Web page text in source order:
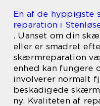
En af de hyppigste
reparation i
. Uanset om din
eller er smadret
skærmreparation
enhed kan fungere
involverer normalt
beskadigede
ny. Kvaliteten af